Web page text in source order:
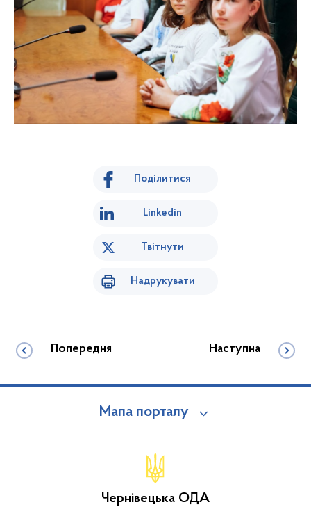
Поділитися
Linkedin
Твітнути
Надрукувати
Попередня Наступна
Мапа порталу
Чернівецька ОДА